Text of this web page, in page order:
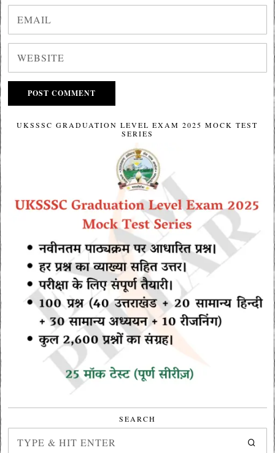
UKSSSC GRADUATION LEVEL EXAM 2025 MOCK TEST
SERIES
SEARCH